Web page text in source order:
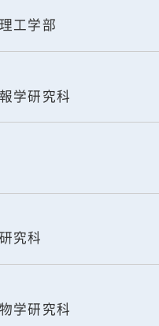
工学部
学研究科
究科
学研究科